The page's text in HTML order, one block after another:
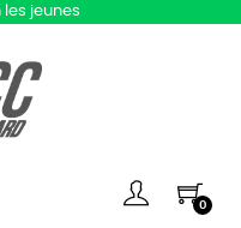
les jeunes
0